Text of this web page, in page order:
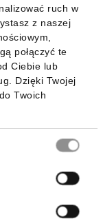
ruch w
z naszej
połączyć te
Ciebie lub
Dzięki Twojej
Twoich